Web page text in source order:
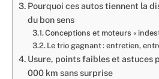
Pourquoi ces autos tiennent la
du bon sens
Conceptions et moteurs «
Le trio gagnant : entretien,
Usure, points faibles et astuces
000 km sans surprise